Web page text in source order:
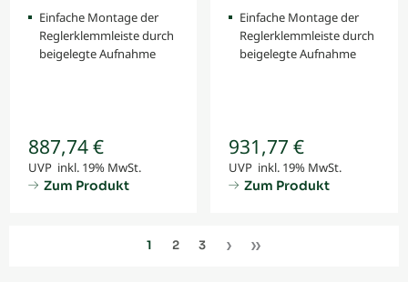
Einfache Montage der
Reglerklemmleiste durch
beigelegte Aufnahme
887,74 €
UVP inkl. 19% MwSt.
Zum Produkt
Einfache Montage der
Reglerklemmleiste durch
beigelegte Aufnahme
931,77 €
UVP inkl. 19% MwSt.
Zum Produkt
1 2 3